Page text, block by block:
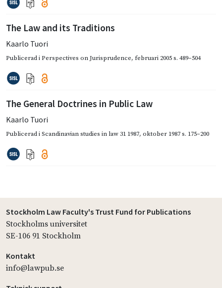
The Law and its Traditions
Kaarlo Tuori
Publicerad iPerspectives on Jurisprudence, februari 2005s. 489–504
The General Doctrines in Public Law
Kaarlo Tuori
Publicerad iScandinavian studies in law 31 1987, oktober 1987s. 175–200
Stockholm Law Faculty's Trust Fund for Publications
Stockholms universitet
SE-106 91 Stockholm
Kontakt
info@lawpub.se